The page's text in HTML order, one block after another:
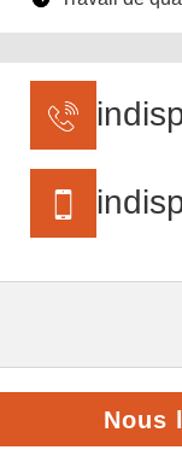
Nous